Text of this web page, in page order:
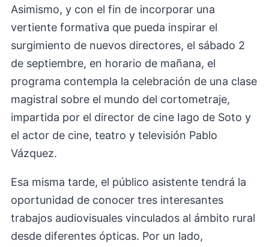
Asimismo, y con el fin de incorporar una
vertiente formativa que pueda inspirar el
surgimiento de nuevos directores, el sábado 2
de septiembre, en horario de mañana, el
programa contempla la celebración de una clase
magistral sobre el mundo del cortometraje,
impartida por el director de cine Iago de Soto y
el actor de cine, teatro y televisión Pablo
Vázquez.
Esa misma tarde, el público asistente tendrá la
oportunidad de conocer tres interesantes
trabajos audiovisuales vinculados al ámbito rural
desde diferentes ópticas. Por un lado,